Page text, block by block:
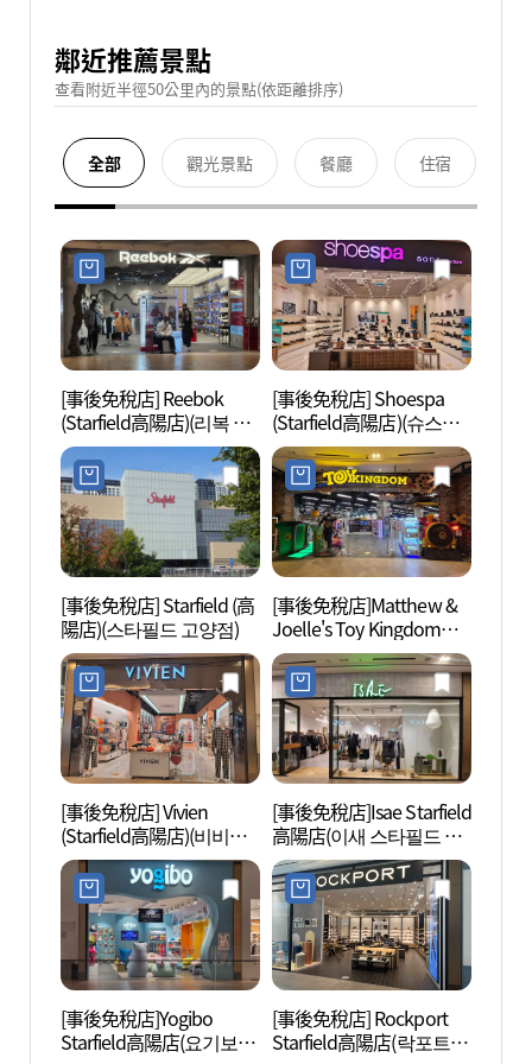
鄰近推薦景點
查看附近半徑50公里內的景點(依距離排序)
全部 觀光景點 餐廳 住宿
[事後免稅店] Reebok
(Starfield高陽店)(리복 스
타필드 고양점)
[事後免稅店] Shoespa
(Starfield高陽店)(슈스파
스타필드 고양점)
[事後免稅店] Starfield (高
陽店)(스타필드 고양점)
[事後免稅店]Matthew &
Joelle's Toy Kingdom
Starfield高陽店(매튜앤조
엘스토이킹덤 스타필드
고양점)
[事後免稅店] Vivien
(Starfield高陽店)(비비안
스타필드 고양점)
[事後免稅店]Isae Starfield
高陽店(이새 스타필드 고
양점)
[事後免稅店]Yogibo
Starfield高陽店(요기보 스
[事後免稅店] Rockport
Starfield高陽店(락포트 스